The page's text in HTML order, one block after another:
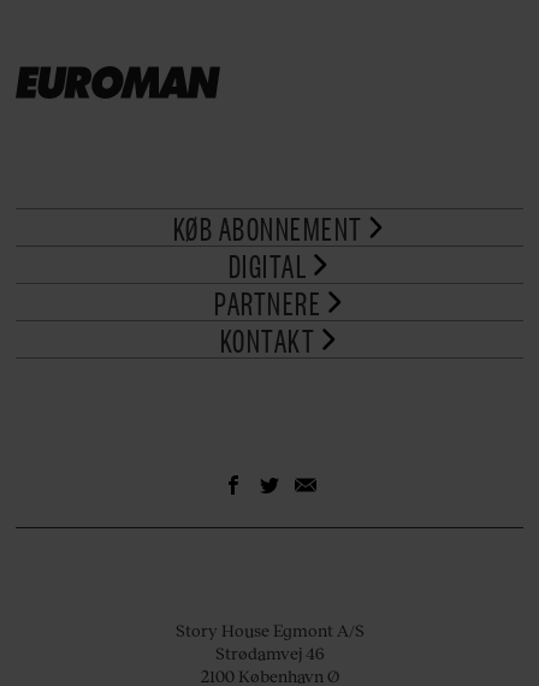
KØB ABONNEMENT
DIGITAL
PARTNERE
KONTAKT
Story House Egmont A/S
Strødamvej 46
2100 København Ø